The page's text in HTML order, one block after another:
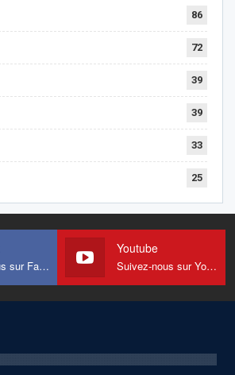
86
72
39
39
33
25
Suivez-nous sur Facebook
Youtube
Suivez-nous sur Youtube